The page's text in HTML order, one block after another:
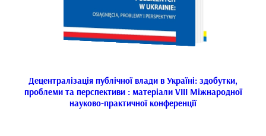
Децентралізація публічної влади в Україні: здобутки,
проблеми та перспективи : матеріали VІІІ Міжнародної
науково-практичної конференції